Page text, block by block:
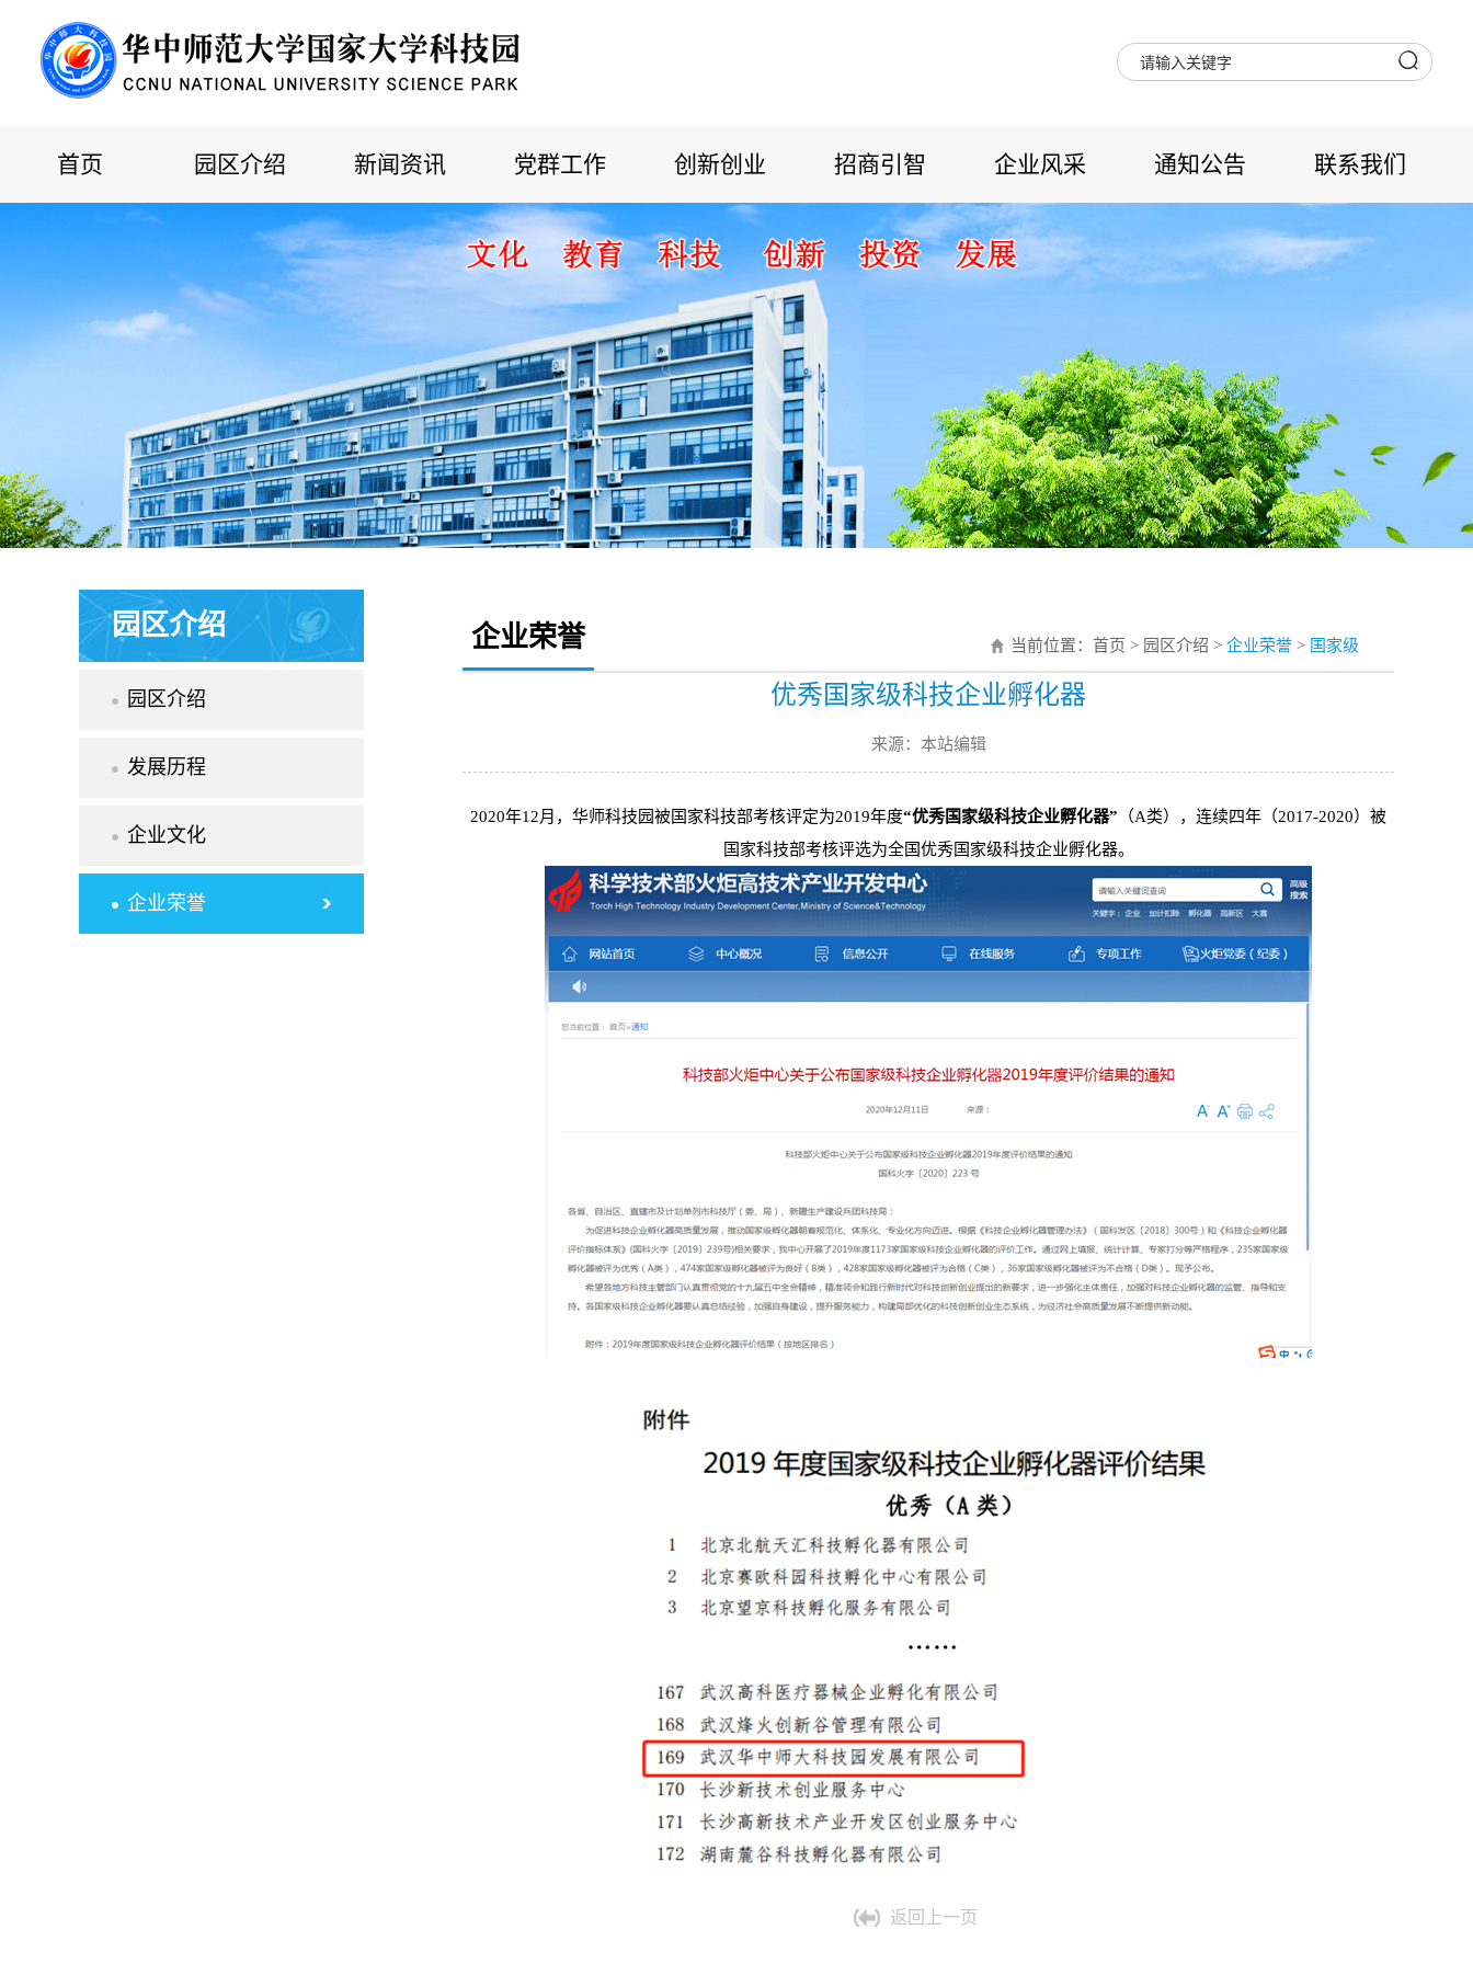
首页 园区介绍 新闻资讯 党群工作 创新创业 招商引智 企业风采 通知公告 联系我们
园区介绍
园区介绍
发展历程
企业文化
企业荣誉
企业荣誉 当前位置： 首页 > 园区介绍 > 企业荣誉 > 国家级
优秀国家级科技企业孵化器
来源：本站编辑
2020年12月，华师科技园被国家科技部考核评定为2019年度“优秀国家级科技企业孵化器” （A类）， 连续四年（2017-2020）被
国家科技部考核评选为全国优秀国家级科技企业孵化器。
返回上一页